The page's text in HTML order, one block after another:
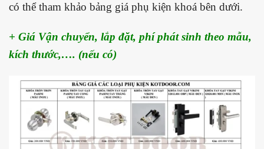
có thể tham khảo bảng giá phụ kiện khoá bên dưới.
+ Giá Vận chuyển, lắp đặt, phí phát sinh theo mẫu,
kích thước,…. (nếu có)